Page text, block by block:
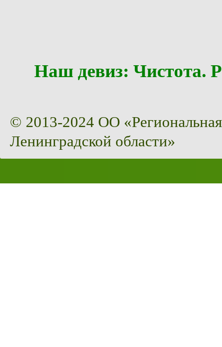
Наш девиз:
© 2013-2024 ОО
Ленинградской области»